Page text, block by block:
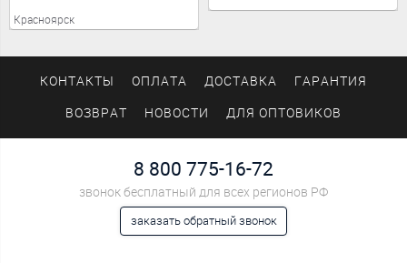
Красноярск
КОНТАКТЫ ОПЛАТА ДОСТАВКА ГАРАНТИЯ
ВОЗВРАТ НОВОСТИ ДЛЯ ОПТОВИКОВ
8 800 775-16-72
звонок бесплатный для всех регионов РФ
заказать обратный звонок